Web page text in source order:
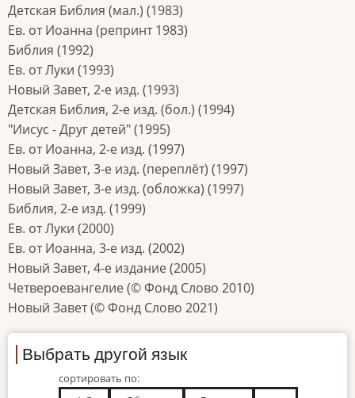
Детская Библия (мал.) (1983)
Ев. от Иоанна (репринт 1983)
Библия (1992)
Ев. от Луки (1993)
Новый Завет, 2-е изд. (1993)
Детская Библия, 2-е изд. (бол.) (1994)
"Иисус - Друг детей" (1995)
Ев. от Иоанна, 2-е изд. (1997)
Новый Завет, 3-е изд. (переплёт) (1997)
Новый Завет, 3-е изд. (обложка) (1997)
Библия, 2-е изд. (1999)
Ев. от Луки (2000)
Ев. от Иоанна, 3-е изд. (2002)
Новый Завет, 4-е издание (2005)
Четвероевангелие (© Фонд Слово 2010)
Новый Завет (© Фонд Слово 2021)
Выбрать другой язык
сортировать по: